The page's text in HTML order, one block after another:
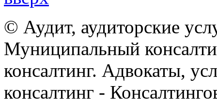
© Аудит, аудиторские
Муниципальный
консалтинг. Адвокаты,
консалтинг -